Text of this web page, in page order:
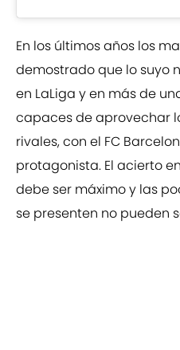
En los últimos años los
demostrado que lo suyo
en LaLiga y en más de
capaces de aprovechar
rivales, con el FC
protagonista. El acierto
debe ser máximo y las
se presenten no pueden